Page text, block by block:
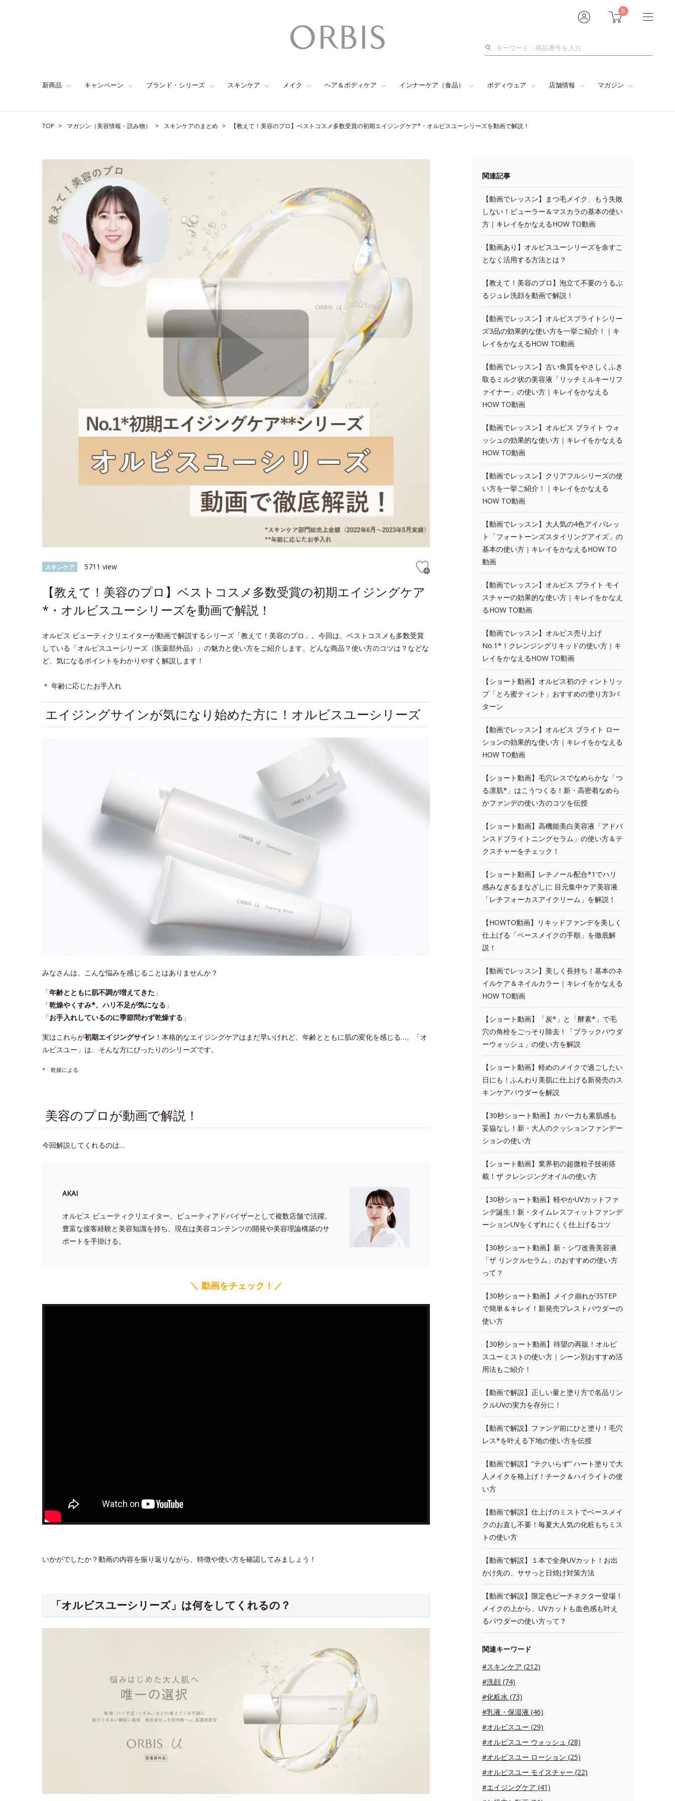
0
検
新商品 キャンペーン ブランド・シリーズ スキンケア メイク ヘア＆ボディケア インナーケア（食品） ボディウェア 店舗情報 マガジン
TOP マガジン（美容情報・読み物） スキンケアのまとめ 【教えて！美容のプロ】ベストコスメ多数受賞の初期エイジングケア*・オルビスユーシリーズを動画で解説！
スキンケア 5711 view
【教えて！美容のプロ】ベストコスメ多数受賞の初期エイジングケア
*・オルビスユーシリーズを動画で解説！
オルビス ビューティクリエイターが動画で解説するシリーズ「教えて！美容のプロ」。今回は、ベストコスメも多数受賞
している「オルビスユーシリーズ（医薬部外品）」の魅力と使い方をご紹介します。どんな商品？使い方のコツは？などな
ど、気になるポイントをわかりやすく解説します！
＊ 年齢に応じたお手入れ
エイジングサインが気になり始めた方に！オルビスユーシリーズ
みなさんは、こんな悩みを感じることはありませんか？
「年齢とともに肌不調が増えてきた 」
「乾燥やくすみ*、ハリ不足が気になる 」
「お手入れしているのに季節問わず乾燥する 」
実はこれらが初期エイジングサイン ！本格的なエイジングケアはまだ早いけれど、年齢とともに肌の変化を感じる…。「オ
ルビスユー」は、そんな方にぴったりのシリーズです。
* 乾燥による
美容のプロが動画で解説！
今回解説してくれるのは…
AKAI
オルビス ビューティクリエイター。ビューティアドバイザーとして複数店舗で活躍。
豊富な接客経験と美容知識を持ち、現在は美容コンテンツの開発や美容理論構築のサ
ポートを手掛ける。
＼ 動画をチェック！／
いかがでしたか？動画の内容を振り返りながら、特徴や使い方を確認してみましょう！
「オルビスユーシリーズ」は何をしてくれるの？
関連記事
【動画でレッスン】まつ毛メイク、もう失敗
しない！ビューラー＆マスカラの基本の使い
方｜キレイをかなえるHOW TO動画
【動画あり】オルビスユーシリーズを余すこ
となく活用する方法とは？
【教えて！美容のプロ】泡立て不要のうるぷ
るジュレ洗顔を動画で解説！
【動画でレッスン】オルビスブライトシリー
ズ3品の効果的な使い方を一挙ご紹介！｜キ
レイをかなえるHOW TO動画
【動画でレッスン】古い角質をやさしくふき
取るミルク状の美容液「リッチミルキーリフ
ァイナー」の使い方｜キレイをかなえる
HOW TO動画
【動画でレッスン】オルビス ブライト ウォ
ッシュの効果的な使い方｜キレイをかなえる
HOW TO動画
【動画でレッスン】クリアフルシリーズの使
い方を一挙ご紹介！｜キレイをかなえる
HOW TO動画
【動画でレッスン】大人気の4色アイパレッ
ト「フォートーンズスタイリングアイズ」の
基本の使い方｜キレイをかなえるHOW TO
動画
【動画でレッスン】オルビス ブライト モイ
スチャーの効果的な使い方｜キレイをかなえ
るHOW TO動画
【動画でレッスン】オルビス売り上げ
No.1*！クレンジングリキッドの使い方｜キ
レイをかなえるHOW TO動画
【ショート動画】オルビス初のティントリッ
プ「とろ蜜ティント」おすすめの塗り方3パ
ターン
【動画でレッスン】オルビス ブライト ロー
ションの効果的な使い方｜キレイをかなえる
HOW TO動画
【ショート動画】毛穴レスでなめらかな「つ
る凛肌*」はこうつくる！新・高密着なめら
かファンデの使い方のコツを伝授
【ショート動画】高機能美白美容液「アドバ
ンスドブライトニングセラム」の使い方＆テ
クスチャーをチェック！
【ショート動画】レチノール配合*1でハリ
感みなぎるまなざしに 目元集中ケア美容液
「レチフォーカスアイクリーム」を解説！
【HOWTO動画】リキッドファンデを美しく
仕上げる「ベースメイクの手順」を徹底解
説！
【動画でレッスン】美しく長持ち！基本のネ
イルケア＆ネイルカラー｜キレイをかなえる
HOW TO動画
【ショート動画】「炭*」と「酵素*」で毛
穴の角栓をごっそり除去！「ブラックパウダ
ーウォッシュ」の使い方を解説
【ショート動画】軽めのメイクで過ごしたい
日にも！ふんわり美肌に仕上げる新発売のス
キンケアパウダーを解説
【30秒ショート動画】カバー力も素肌感も
妥協なし！新・大人のクッションファンデー
ションの使い方
【ショート動画】業界初の超微粒子技術搭
載！ザ クレンジングオイルの使い方
【30秒ショート動画】軽やかUVカットファ
ンデ誕生！新・タイムレスフィットファンデ
ーションUVをくずれにくく仕上げるコツ
【30秒ショート動画】新・シワ改善美容液
「ザ リンクルセラム」のおすすめの使い方
って？
【30秒ショート動画】メイク崩れが3STEP
で簡単＆キレイ！新発売プレストパウダーの
使い方
【30秒ショート動画】待望の再販！オルビ
スユーミストの使い方｜シーン別おすすめ活
用法もご紹介！
【動画で解説】正しい量と塗り方で名品リン
クルUVの実力を存分に！
【動画で解説】ファンデ前にひと塗り！毛穴
レス*を叶える下地の使い方を伝授
【動画で解説】“テクいらず” ハート塗りで大
人メイクを格上げ！チーク＆ハイライトの使
い方
【動画で解説】仕上げのミストでベースメイ
クのお直し不要！毎夏大人気の化粧もちミス
トの使い方
【動画で解説】１本で全身UVカット！お出
かけ先の、ササっと日焼け対策方法
【動画で解説】限定色ピーチネクター登場！
メイクの上から、UVカットも血色感も叶え
るパウダーの使い方って？
関連キーワード
#スキンケア (212)
#洗顔 (74)
#化粧水 (73)
#乳液・保湿液 (46)
#オルビスユー (29)
#オルビスユー ウォッシュ (28)
#オルビスユー ローション (25)
#オルビスユー モイスチャー (22)
#エイジングケア (41)